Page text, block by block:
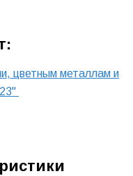
цветным металлам и